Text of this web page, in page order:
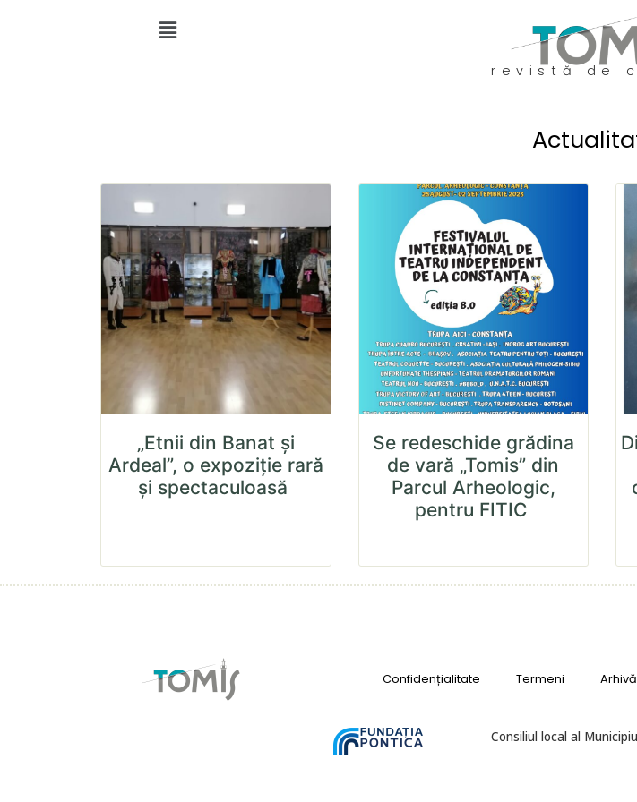
revistă de
„Etnii din Banat și
Ardeal”, o expoziție rară
și spectaculoasă
Se redeschide grădina
de vară „Tomis” din
Parcul Arheologic,
pentru FITIC
Confidențialitate Termeni
Consiliul local al